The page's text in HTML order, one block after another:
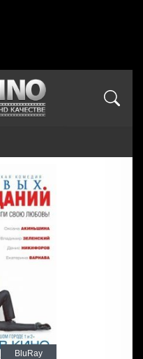
BluRay